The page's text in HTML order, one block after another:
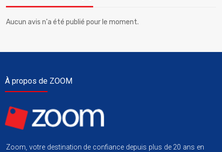
Aucun avis n'a été publié pour le moment.
À propos de ZOOM
Zoom, votre destination de confiance depuis plus de 20 ans en